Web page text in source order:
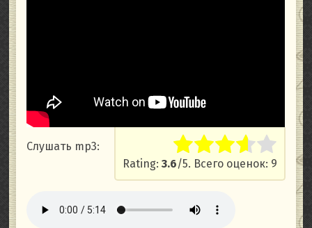
Rate this item:
Submit
Rating: 3.6/5. Всего оценок: 9
Слушать mp3: